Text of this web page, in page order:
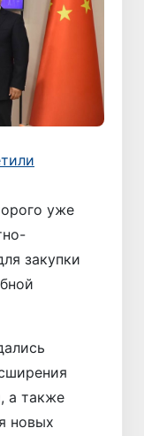
уже
закупки
а также
новых